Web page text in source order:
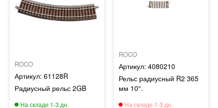
ROCO
61128R
Радиусный рельс 2GB
ROCO
4080210
Рельс радиусный R2 365
мм 10°.